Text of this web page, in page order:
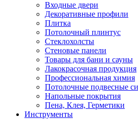
Входные двери
Декоративные профили
Плитка
Потолочный плинтус
Стеклохолсты
Стеновые панели
Товары для бани и сауны
Лакокрасочная продукция
Профессиональная химия
Потолочные подвесные
Напольные покрытия
Пена, Клея, Герметики
Инструменты